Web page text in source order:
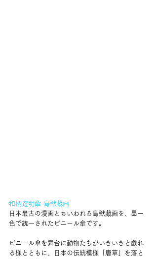
和柄透明傘-鳥獣戯画
日本最古の漫画ともいわれる鳥獣戯画を、墨一
色で統一されたビニール傘です。
ビニール傘を舞台に動物たちがいきいきと戯れ
る様とともに、日本の伝統模様「唐草」を落と